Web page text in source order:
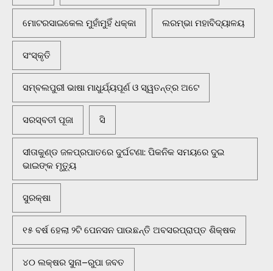
ମୋଟରସାଇକେଲ ମୁହାଁମୁହିଁ ଧକ୍କା ଲରମ୍ଭା ମହାବିଦ୍ୟାଳୟ
ସଂସ୍କୃତି
ସମ୍ବଲପୁରୀ ଭାଷା ମାଧୁର୍ଯ୍ୟପୂର୍ଣ ଓ ସ୍ୱତନ୍ତ୍ର ଅଟେ
ସରସ୍ବତୀ ପୂଜା ସି
ସୀତାକୁଣ୍ଡ ଜଳପ୍ରପାତରେ ଦୁର୍ଘଟଣା: ପିକନିକ ସମୟରେ ଦୁଇ
ଭାଇଙ୍କ ମୃତ୍ୟୁ
ସୁରକ୍ଷା
୧୫ ବର୍ଷ ହେଲା ୨ଟି ପେନସନ ପାଉଛନ୍ତି ଅବସରପ୍ରାପ୍ତ ଶିକ୍ଷକ
୪୦ ଲକ୍ଷର ସୁନା–ରୁପା ଜବତ